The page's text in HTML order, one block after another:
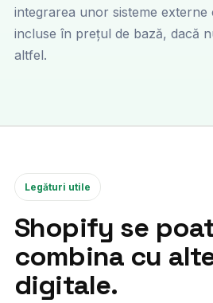
integrarea unor sisteme
incluse în prețul de bază, dacă
altfel.
Legături utile
Shopify se
combina cu
digitale.